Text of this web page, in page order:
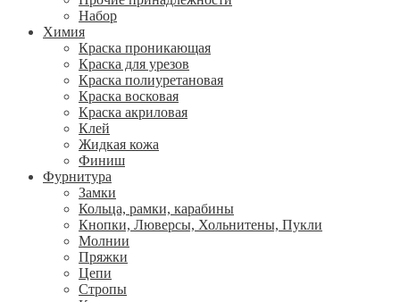
Набор
Химия
Краска проникающая
Краска для урезов
Краска полиуретановая
Краска восковая
Краска акриловая
Клей
Жидкая кожа
Финиш
Фурнитура
Замки
Кольца, рамки, карабины
Кнопки, Люверсы, Хольнитены, Пукли
Молнии
Пряжки
Цепи
Стропы